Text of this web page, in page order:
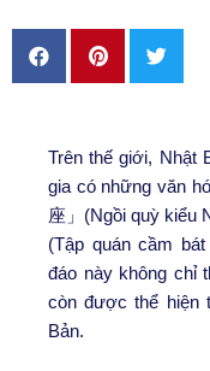
Trên thế giới, Nhật
gia có những văn
座」(Ngồi quỳ kiểu
(Tập quán cầm
đáo này không chỉ
còn được thể hiện
Bản.